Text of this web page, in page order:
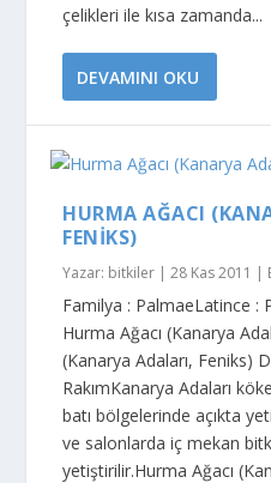
çelikleri ile kısa zamanda...
DEVAMINI OKU
HURMA AĞACI
FENIKS)
Yazar: bitkiler |28 Kas 2011 |
Familya : PalmaeLatince :
Hurma Ağacı (Kanarya
(Kanarya Adaları, Feniks)
RakımKanarya Adaları
batı bölgelerinde açıkta
ve salonlarda iç mekan
yetiştirilir.Hurma Ağacı